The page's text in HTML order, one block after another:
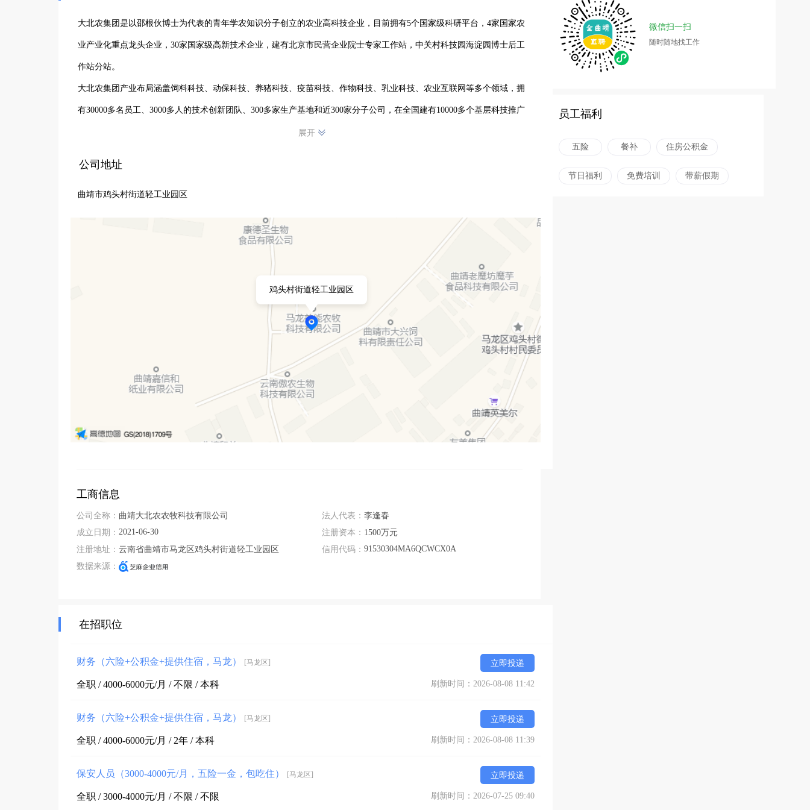
大北农集团是以邵根伙博士为代表的青年学农知识分子创立的农业高科技企业，目前拥有5个国家级科研平台，4家国家农
业产业化重点龙头企业，30家国家级高新技术企业，建有北京市民营企业院士专家工作站，中关村科技园海淀园博士后工
作站分站。
大北农集团产业布局涵盖饲料科技、动保科技、养猪科技、疫苗科技、作物科技、乳业科技、农业互联网等多个领域，拥
有30000多名员工、3000多人的技术创新团队、300多家生产基地和近300家分子公司，在全国建有10000多个基层科技推广
服务网点。2010年，大北农集团在深圳证券交易所挂牌上市，成功登陆资本市场。
曲靖大北农农牧科技有限公司，是大北农集团在西南地区全资建设的反刍料专业生产基地企业，成立于2021年6月30日，
注册资金1500万元，总投资1000万元，现有员工50余名，醇熟产品10余种，是一个从事反刍料生产、销售和专业反刍养殖
公司以大北农企业文化为导向，以乡村振兴为动力，以科学养殖为核心，以标准化管理为手段，坚持产品高端化，健康营
养化，致力做反刍行业规模大，技术先进，服务最优质，市场占有率高的中国反刍品牌。
展开
公司地址
曲靖市鸡头村街道轻工业园区
鸡头村街道轻工业园区
工商信息
公司全称： 曲靖大北农农牧科技有限公司
成立日期： 2021-06-30
注册地址： 云南省曲靖市马龙区鸡头村街道轻工业园区
数据来源：
法人代表： 李逢春
注册资本： 1500万元
信用代码： 91530304MA6QCWCX0A
在招职位
财务（六险+公积金+提供住宿，马龙） [马龙区] 立即投递
全职 / 4000-6000元/月 / 不限 / 本科 刷新时间：2026-08-08 11:42
财务（六险+公积金+提供住宿，马龙） [马龙区] 立即投递
全职 / 4000-6000元/月 / 2年 / 本科 刷新时间：2026-08-08 11:39
保安人员（3000-4000元/月，五险一金，包吃住） [马龙区] 立即投递
全职 / 3000-4000元/月 / 不限 / 不限 刷新时间：2026-07-25 09:40
微信扫一扫
随时随地找工作
员工福利
五险 餐补 住房公积金
节日福利 免费培训 带薪假期